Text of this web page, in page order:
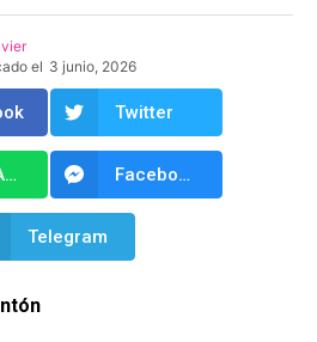
el 3 junio, 2026
Twitter
WhatsApp Facebook Messenger
Telegram